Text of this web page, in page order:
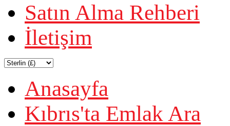
Satın Alma Rehberi
İletişim
Anasayfa
Kıbrıs'ta Emlak Ara